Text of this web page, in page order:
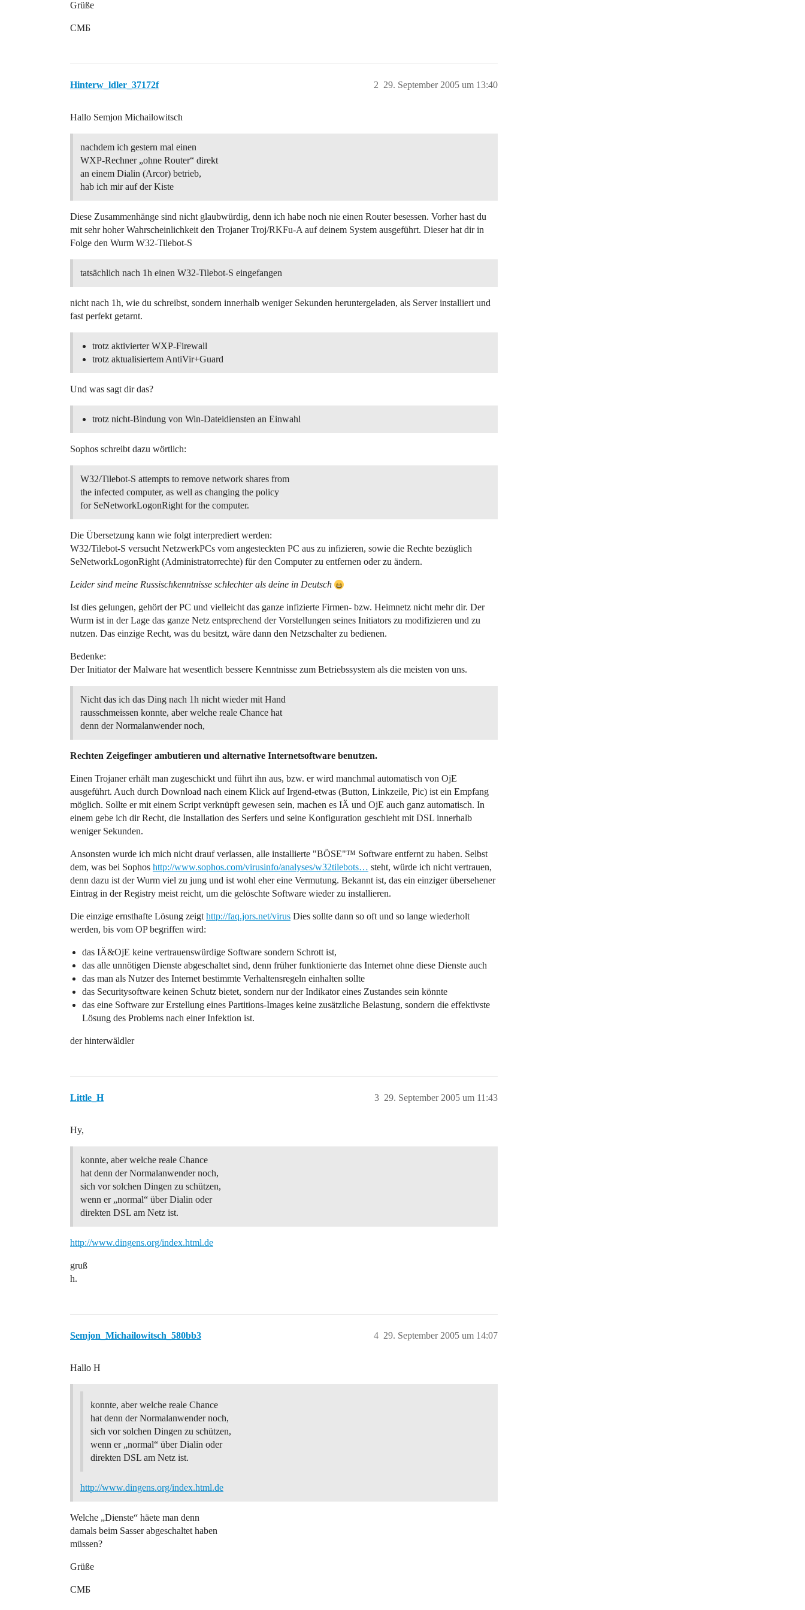
Grüße
CMБ
Hinterw_ldler_37172f 29. September 2005 um 13:40
2
Hallo Semjon Michailowitsch
nachdem ich gestern mal einen
WXP-Rechner „ohne Router“ direkt
an einem Dialin (Arcor) betrieb,
hab ich mir auf der Kiste
Diese Zusammenhänge sind nicht glaubwürdig, denn ich habe noch nie einen Router besessen. Vorher hast du
mit sehr hoher Wahrscheinlichkeit den Trojaner Troj/RKFu-A auf deinem System ausgeführt. Dieser hat dir in
Folge den Wurm W32-Tilebot-S
tatsächlich nach 1h einen W32-Tilebot-S eingefangen
nicht nach 1h, wie du schreibst, sondern innerhalb weniger Sekunden heruntergeladen, als Server installiert und
fast perfekt getarnt.
trotz aktivierter WXP-Firewall
trotz aktualisiertem AntiVir+Guard
Und was sagt dir das?
trotz nicht-Bindung von Win-Dateidiensten an Einwahl
Sophos schreibt dazu wörtlich:
W32/Tilebot-S attempts to remove network shares from
the infected computer, as well as changing the policy
for SeNetworkLogonRight for the computer.
Die Übersetzung kann wie folgt interprediert werden:
W32/Tilebot-S versucht NetzwerkPCs vom angesteckten PC aus zu infizieren, sowie die Rechte bezüglich
SeNetworkLogonRight (Administratorrechte) für den Computer zu entfernen oder zu ändern.
Leider sind meine Russischkenntnisse schlechter als deine in Deutsch
Ist dies gelungen, gehört der PC und vielleicht das ganze infizierte Firmen- bzw. Heimnetz nicht mehr dir. Der
Wurm ist in der Lage das ganze Netz entsprechend der Vorstellungen seines Initiators zu modifizieren und zu
nutzen. Das einzige Recht, was du besitzt, wäre dann den Netzschalter zu bedienen.
Bedenke:
Der Initiator der Malware hat wesentlich bessere Kenntnisse zum Betriebssystem als die meisten von uns.
Nicht das ich das Ding nach 1h nicht wieder mit Hand
rausschmeissen konnte, aber welche reale Chance hat
denn der Normalanwender noch,
Rechten Zeigefinger ambutieren und alternative Internetsoftware benutzen.
Einen Trojaner erhält man zugeschickt und führt ihn aus, bzw. er wird manchmal automatisch von OjE
ausgeführt. Auch durch Download nach einem Klick auf Irgend-etwas (Button, Linkzeile, Pic) ist ein Empfang
möglich. Sollte er mit einem Script verknüpft gewesen sein, machen es IÄ und OjE auch ganz automatisch. In
einem gebe ich dir Recht, die Installation des Serfers und seine Konfiguration geschieht mit DSL innerhalb
weniger Sekunden.
Ansonsten wurde ich mich nicht drauf verlassen, alle installierte "BÖSE"™ Software entfernt zu haben. Selbst
dem, was bei Sophos http://www.sophos.com/virusinfo/analyses/w32tilebots… steht, würde ich nicht vertrauen,
denn dazu ist der Wurm viel zu jung und ist wohl eher eine Vermutung. Bekannt ist, das ein einziger übersehener
Eintrag in der Registry meist reicht, um die gelöschte Software wieder zu installieren.
Die einzige ernsthafte Lösung zeigt http://faq.jors.net/virus Dies sollte dann so oft und so lange wiederholt
werden, bis vom OP begriffen wird:
das IÄ&OjE keine vertrauenswürdige Software sondern Schrott ist,
das alle unnötigen Dienste abgeschaltet sind, denn früher funktionierte das Internet ohne diese Dienste auch
das man als Nutzer des Internet bestimmte Verhaltensregeln einhalten sollte
das Securitysoftware keinen Schutz bietet, sondern nur der Indikator eines Zustandes sein könnte
das eine Software zur Erstellung eines Partitions-Images keine zusätzliche Belastung, sondern die effektivste
Lösung des Problems nach einer Infektion ist.
der hinterwäldler
Little_H 29. September 2005 um 11:43
3
Hy,
konnte, aber welche reale Chance
hat denn der Normalanwender noch,
sich vor solchen Dingen zu schützen,
wenn er „normal“ über Dialin oder
direkten DSL am Netz ist.
http://www.dingens.org/index.html.de
gruß
h.
Semjon_Michailowitsch_580bb3 29. September 2005 um 14:07
4
Hallo H
konnte, aber welche reale Chance
hat denn der Normalanwender noch,
sich vor solchen Dingen zu schützen,
wenn er „normal“ über Dialin oder
direkten DSL am Netz ist.
http://www.dingens.org/index.html.de
Welche „Dienste“ häеte man denn
damals beim Sasser abgeschaltet haben
müssen?
Grüße
CMБ